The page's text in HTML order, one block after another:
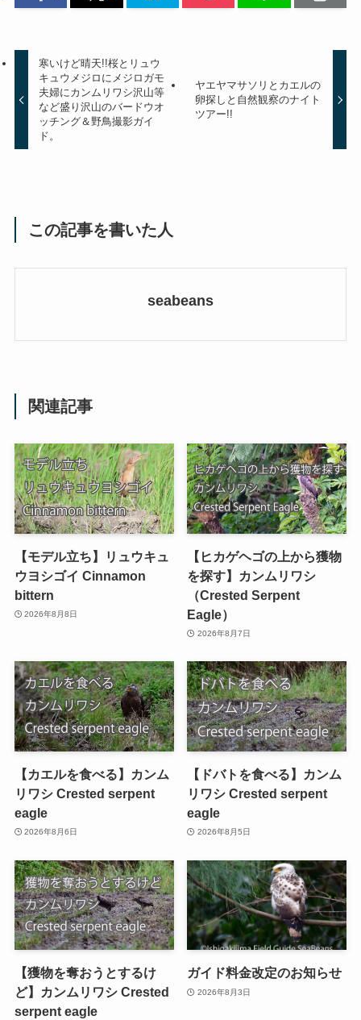
寒いけど晴天!!桜とリュウ
キュウメジロにメジロガモ
夫婦にカンムリワシ沢山等
など盛り沢山のバードウオ
ッチング＆野鳥撮影ガイ
ド。
ヤエヤマサソリとカエルの
卵探しと自然観察のナイト
ツアー!!
この記事を書いた人
seabeans
関連記事
【モデル立ち】リュウキュ
ウヨシゴイ Cinnamon
bittern
2026年8月8日
【ヒカゲヘゴの上から獲物
を探す】カンムリワシ
（Crested Serpent
Eagle）
2026年8月7日
【カエルを食べる】カンム
リワシ Crested serpent
eagle
2026年8月6日
【ドバトを食べる】カンム
リワシ Crested serpent
eagle
2026年8月5日
【獲物を奪おうとするけ
ど】カンムリワシ Crested
serpent eagle
ガイド料金改定のお知らせ
2026年8月3日